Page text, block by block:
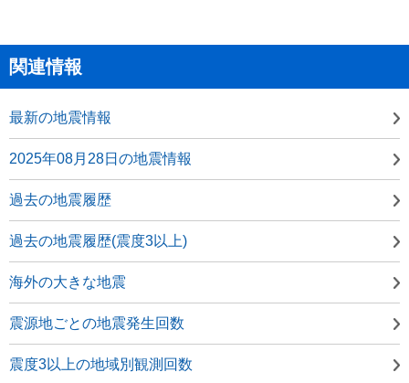
関連情報
最新の地震情報
2025年08月28日の地震情報
過去の地震履歴
過去の地震履歴(震度3以上)
海外の大きな地震
震源地ごとの地震発生回数
震度3以上の地域別観測回数